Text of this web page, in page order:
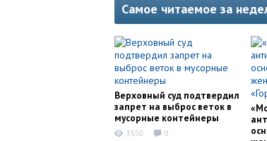
Самое читаемое за
Верховный суд подтвердил
запрет на выброс веток в
мусорные контейнеры
3550 0